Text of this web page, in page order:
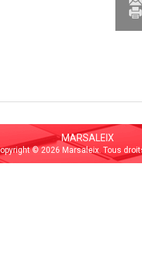
MARSALEIX
© 2026 Marsaleix. Tous